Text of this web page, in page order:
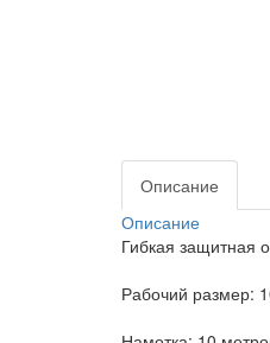
Описание
Описание
Гибкая
Рабочий размер: